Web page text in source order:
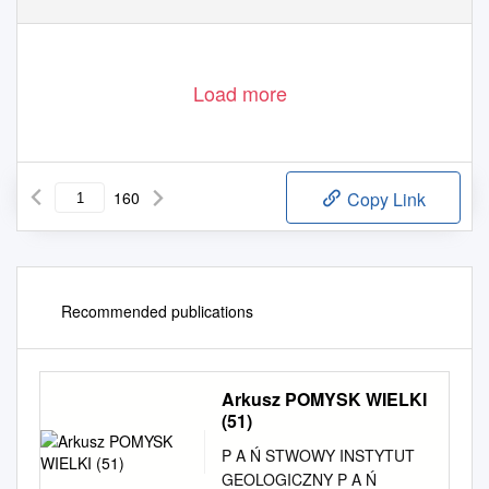
Load more
160 Copy Link
Recommended publications
Arkusz POMYSK WIELKI
(51)
P A Ń STWOWY INSTYTUT
GEOLOGICZNY P A Ń